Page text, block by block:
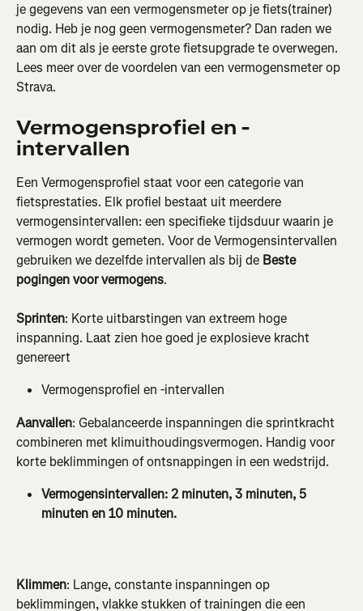
je gegevens van een vermogensmeter op je fiets(trainer)
nodig. Heb je nog geen vermogensmeter? Dan raden we
aan om dit als je eerste grote fietsupgrade te overwegen.
Lees meer over de voordelen van een vermogensmeter op
Strava.
Vermogensprofiel en -
intervallen
Een Vermogensprofiel staat voor een categorie van
fietsprestaties. Elk profiel bestaat uit meerdere
vermogensintervallen: een specifieke tijdsduur waarin je
vermogen wordt gemeten. Voor de Vermogensintervallen
gebruiken we dezelfde intervallen als bij de Beste
pogingen voor vermogens.
Sprinten: Korte uitbarstingen van extreem hoge
inspanning. Laat zien hoe goed je explosieve kracht
genereert
Vermogensprofiel en -intervallen
Aanvallen: Gebalanceerde inspanningen die sprintkracht
combineren met klimuithoudingsvermogen. Handig voor
korte beklimmingen of ontsnappingen in een wedstrijd.
Vermogensintervallen: 2 minuten, 3 minuten, 5
minuten en 10 minuten.
Klimmen: Lange, constante inspanningen op
beklimmingen, vlakke stukken of trainingen die een